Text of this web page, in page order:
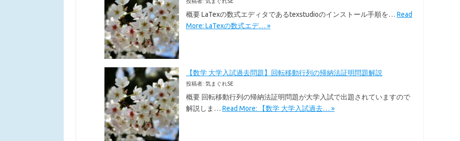
概要 LaTexの数式エディタであるtexstudioのインストール手順を… Read
More: LaTexの数式エデ… »
【数学 大学入試過去問題】回転移動行列の帰納法証明問題解説
投稿者: 気まぐれSE
概要 回転移動行列の帰納法証明問題が大学入試で出題されていますので
解説しま… Read More: 【数学 大学入試過去… »